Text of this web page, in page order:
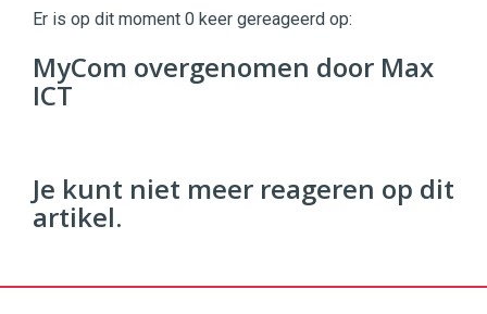
Commerce https://twinklemagazine.nl
9654
Er is op dit moment 0 keer gereageerd op:
MyCom overgenomen door Max
ICT
Je kunt niet meer reageren op dit
artikel.